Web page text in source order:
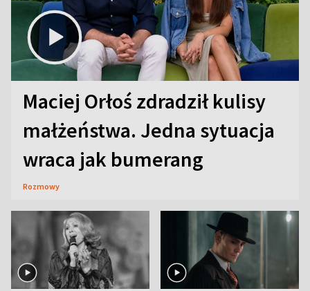
Maciej Orłoś zdradził kulisy
małżeństwa. Jedna sytuacja
wraca jak bumerang
Rozmowy